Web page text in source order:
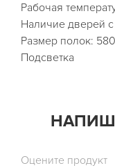
Рабочая
Наличие дверей
Размер полок:
Подсветка
Оцените продукт